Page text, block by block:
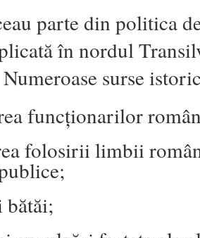
parte din politica
în nordul
surse
funcționarilor
folosirii limbii
bătăi;